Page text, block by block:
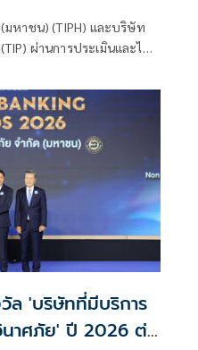
เป็นผู้นำธุรกิจ
ามยั่งยืนตาม
มหาชน) (TIPH) และบริษัท
ผ่านการประเมินและได้
ล 'บริษัทที่มีบริการ
ศภัย' ปี 2026 ต่อ